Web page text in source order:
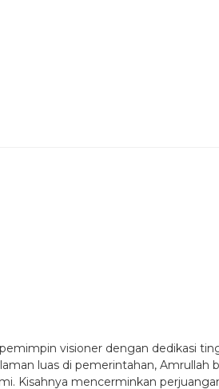
visioner dengan dedikasi
luas di pemerintahan, Amrullah
Kisahnya mencerminkan